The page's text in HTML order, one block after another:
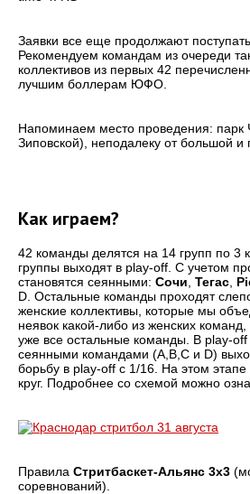
Заявки все еще продолжают
Рекомендуем командам из очереди
коллективов из первых 42
лучшим боллерам ЮФО.
Напоминаем место проведения: парк
Зиповской), неподалеку от большой
Как играем?
42 команды делятся на 14 групп по 3
группы выходят в play-off. С учетом
становятся сеянными: Сочи Тегас
D. Остальные команды проходят
женские коллективы, которые мы
неявок какой-либо из женских
уже все остальные команды. В play-
сеянными командами (A,B,C и D)
борьбу в play-off с 1/16. На этом
круг. Подробнее со схемой можно
Правила Стритбаскет-Альянс 3х3
соревнований).